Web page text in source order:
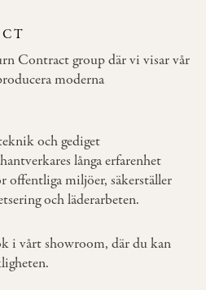
mm 1200×1200 mm
mm 1000×600 mm
mm 1100×700 mm (2
mm 1200×800 mm (2
mm 1300×800 mm (2
mm 1400×900 mm (2
mm 700×700 mm /
Contract group där vi visar vår
moderna
och gediget
långa erfarenhet
miljöer, säkerställer
och läderarbeten.
i vårt showroom, där du kan